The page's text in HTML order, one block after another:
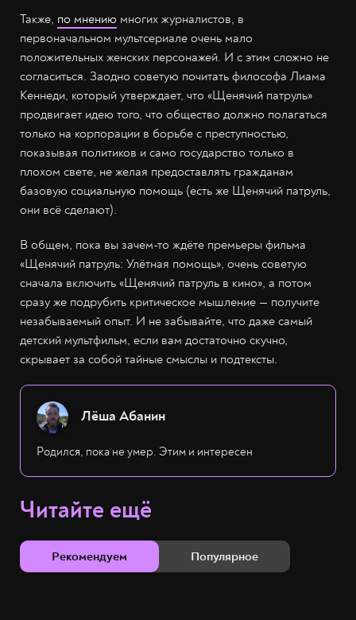
Также, по мнению многих журналистов, в
первоначальном мультсериале очень мало
положительных женских персонажей. И с этим сложно не
согласиться. Заодно советую почитать философа Лиама
Кеннеди, который утверждает, что «Щенячий патруль»
продвигает идею того, что общество должно полагаться
только на корпорации в борьбе с преступностью,
показывая политиков и само государство только в
плохом свете, не желая предоставлять гражданам
базовую социальную помощь (есть же Щенячий патруль,
они всё сделают).
В общем, пока вы зачем-то ждёте премьеры фильма
«Щенячий патруль: Улётная помощь», очень советую
сначала включить «Щенячий патруль в кино», а потом
сразу же подрубить критическое мышление — получите
незабываемый опыт. И не забывайте, что даже самый
детский мультфильм, если вам достаточно скучно,
скрывает за собой тайные смыслы и подтексты.
Лёша Абанин
Родился, пока не умер. Этим и интересен
Читайте ещё
Рекомендуем Популярное